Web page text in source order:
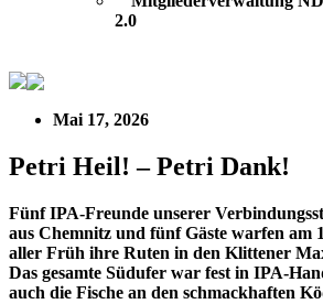
2.0
Mai 17, 2026
Petri Heil! – Petri Dank!
Fünf IPA-Freunde unserer
aus Chemnitz und fünf Gäste warfen am
aller Früh ihre Ruten in den Klittener
Das gesamte Südufer war fest in IPA-
auch die Fische an den schmackhaften